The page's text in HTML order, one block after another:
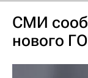
СМИ
нового